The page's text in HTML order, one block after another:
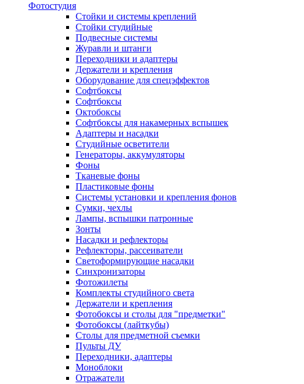
Фотостудия
Стойки и системы креплений
Стойки студийные
Подвесные системы
Журавли и штанги
Переходники и адаптеры
Держатели и крепления
Оборудование для спецэффектов
Софтбоксы
Софтбоксы
Октобоксы
Софтбоксы для накамерных вспышек
Адаптеры и насадки
Студийные осветители
Генераторы, аккумуляторы
Фоны
Тканевые фоны
Пластиковые фоны
Системы установки и крепления фонов
Сумки, чехлы
Лампы, вспышки патронные
Зонты
Насадки и рефлекторы
Рефлекторы, рассеиватели
Светоформирующие насадки
Синхронизаторы
Фотожилеты
Комплекты студийного света
Держатели и крепления
Фотобоксы и столы для "предметки"
Фотобоксы (лайткубы)
Столы для предметной съемки
Пульты ДУ
Переходники, адаптеры
Моноблоки
Отражатели